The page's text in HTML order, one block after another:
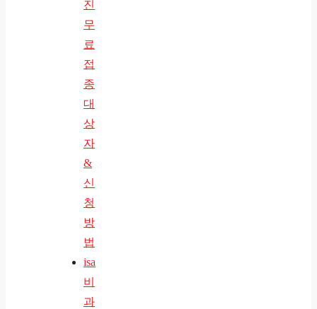
진
무
료
접
종
대
상
자
&
신
청
방
법
isa
비
과